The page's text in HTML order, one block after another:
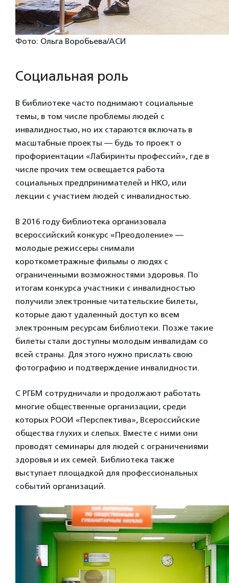
Фото: Ольга Воробьева/АСИ
Социальная роль
В библиотеке часто поднимают социальные
темы, в том числе проблемы людей с
инвалидностью, но их стараются включать в
масштабные проекты — будь то проект о
профориентации «Лабиринты профессий», где в
числе прочих тем освещается работа
социальных предпринимателей и НКО, или
лекции с участием людей с инвалидностью.
В 2016 году библиотека организовала
всероссийский конкурс «Преодоление» —
молодые режиссеры снимали
короткометражные фильмы о людях с
ограниченными возможностями здоровья. По
итогам конкурса участники с инвалидностью
получили электронные читательские билеты,
которые дают удаленный доступ ко всем
электронным ресурсам библиотеки. Позже такие
билеты стали доступны молодым инвалидам со
всей страны. Для этого нужно прислать свою
фотографию и подтверждение инвалидности.
С РГБМ сотрудничали и продолжают работать
многие общественные организации, среди
которых РООИ «Перспектива», Всероссийские
общества глухих и слепых. Вместе с ними они
проводят семинары для людей с ограничениями
здоровья и их семей. Библиотека также
выступает площадкой для профессиональных
событий организаций.